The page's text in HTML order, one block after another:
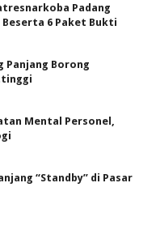
Padang
Beserta 6 Paket Bukti
Panjang Borong
Mental Personel,
“Standby” di Pasar